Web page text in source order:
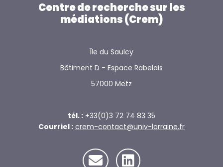
Centre de recherche sur les
médiations (Crem)
Île du Saulcy
Bâtiment D - Espace Rabelais
57000 Metz
tél. : +33(0)3 72 74 83 35
Courriel : crem-contact@univ-lorraine.fr